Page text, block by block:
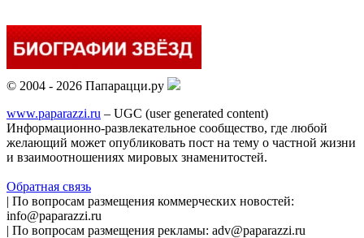
© 2004 - 2026 Папарацци.ру
www.paparazzi.ru – UGC (user generated content)
Информационно-развлекательное сообщество, где любой
желающий может опубликовать пост на тему о частной жизни
и взаимоотношениях мировых знаменитостей.
Обратная связь
| По вопросам размещения коммерческих новостей:
info@paparazzi.ru
| По вопросам размещения рекламы: adv@paparazzi.ru